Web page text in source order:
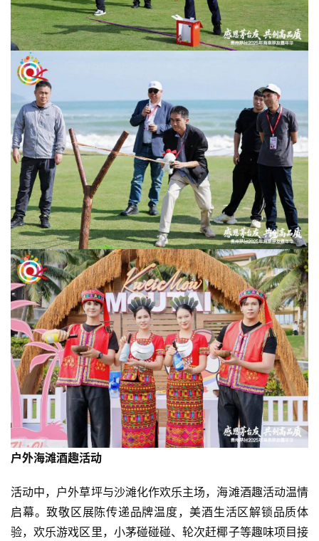
动
态
视
频
户外海滩酒趣活动
活动中，户外草坪与沙滩化作欢乐主场，海滩酒趣活动温情
启幕。致敬区展陈传递品牌温度，美酒生活区解锁品质体
验，欢乐游戏区里，小茅碰碰碰、轮次赶椰子等趣味项目接